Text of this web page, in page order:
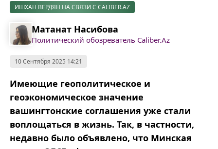
ИШХАН ВЕРДЯН НА СВЯЗИ С CALIBER.AZ
Матанат Насибова
Политический обозреватель Caliber.Az
10 Сентября 2025 14:21
Имеющие геополитическое и
геоэкономическое значение
вашингтонские соглашения уже стали
воплощаться в жизнь. Так, в частности,
недавно было объявлено, что Минская